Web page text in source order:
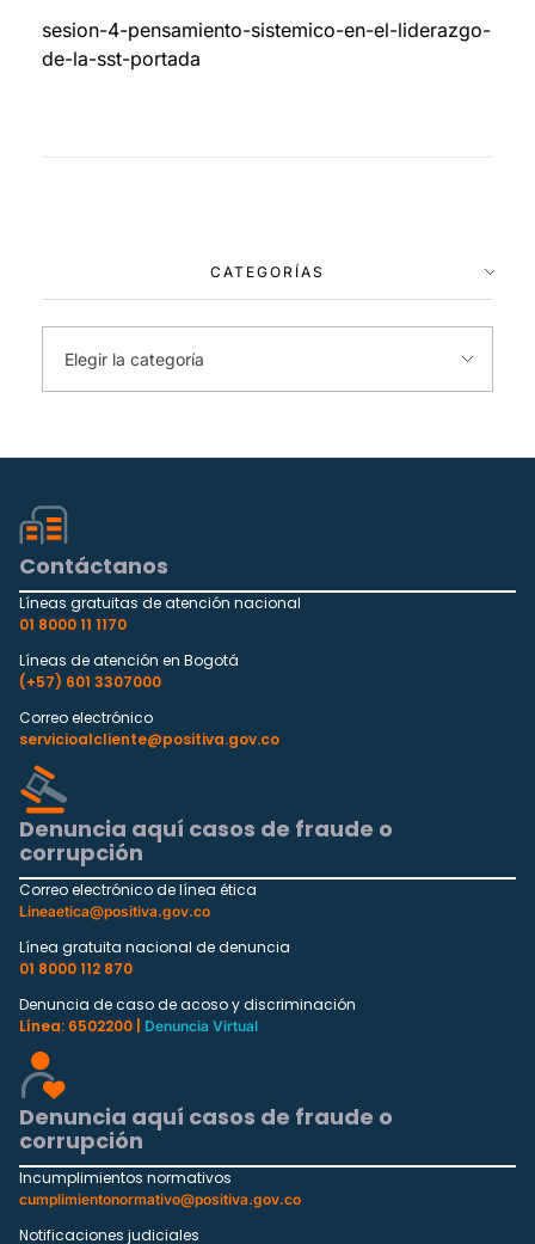
sesion-4-pensamiento-sistemico-en-el-liderazgo-
de-la-sst-portada
CATEGORÍAS
Contáctanos
Líneas gratuitas de atención nacional
01 8000 11 1170
Líneas de atención en Bogotá
(+57) 601 3307000
Correo electrónico
servicioalcliente@positiva.gov.co
Denuncia aquí casos de fraude o
corrupción
Correo electrónico de línea ética
Lineaetica@positiva.gov.co
Línea gratuita nacional de denuncia
01 8000 112 870
Denuncia de caso de acoso y discriminación
Línea: 6502200 |
Denuncia Virtual
Denuncia aquí casos de fraude o
corrupción
Incumplimientos normativos
cumplimientonormativo@positiva.gov.co
Notificaciones judiciales